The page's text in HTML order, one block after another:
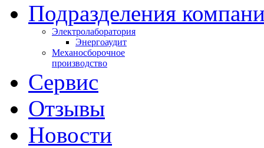
Подразделения
Электролаборатория
Энергоаудит
Механосборочное
производство
Сервис
Отзывы
Новости